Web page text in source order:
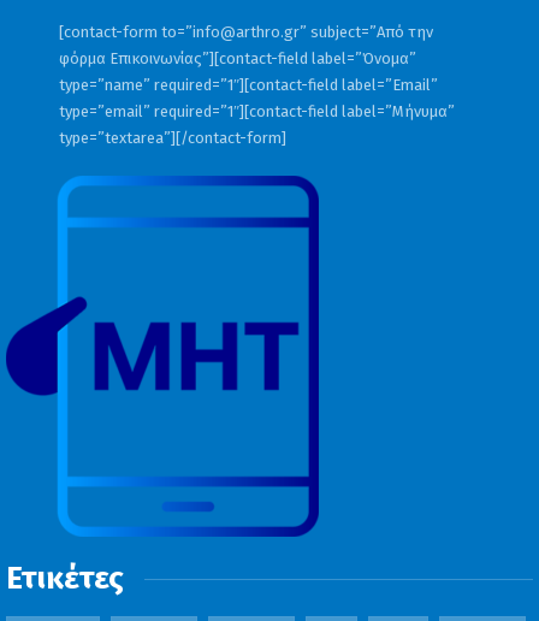
[contact-form to=”info@arthro.gr” subject=”Από την
φόρμα Επικοινωνίας”][contact-field label=”Όνομα”
type=”name” required=”1″][contact-field label=”Email”
type=”email” required=”1″][contact-field label=”Μήνυμα”
type=”textarea”][/contact-form]
Ετικέτες